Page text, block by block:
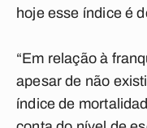
hoje esse índice é
“Em relação à
apesar de não
índice de